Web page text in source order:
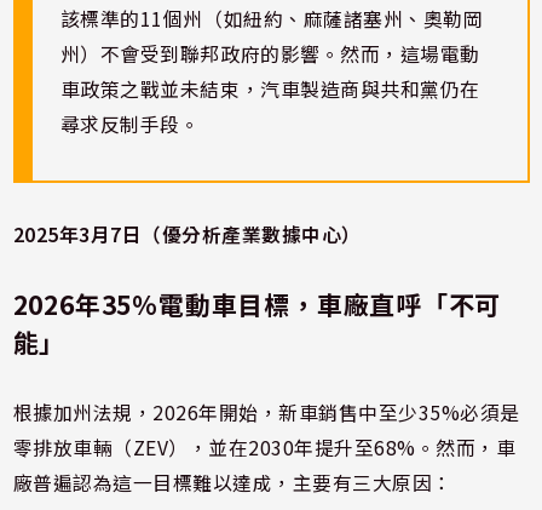
該標準的11個州（如紐約、麻薩諸塞州、奧勒岡
州）不會受到聯邦政府的影響。然而，這場電動
車政策之戰並未結束，汽車製造商與共和黨仍在
尋求反制手段。
2025年3月7日（優分析產業數據中心）
2026年35%電動車目標，車廠直呼「不可
能」
根據加州法規，2026年開始，新車銷售中至少35%必須是
零排放車輛（ZEV），並在2030年提升至68%。然而，車
廠普遍認為這一目標難以達成，主要有三大原因：